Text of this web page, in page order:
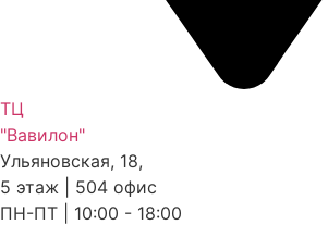
ТЦ
"Вавилон"
Ульяновская, 18,
5 этаж | 504 офис
ПН-ПТ | 10:00 - 18:00